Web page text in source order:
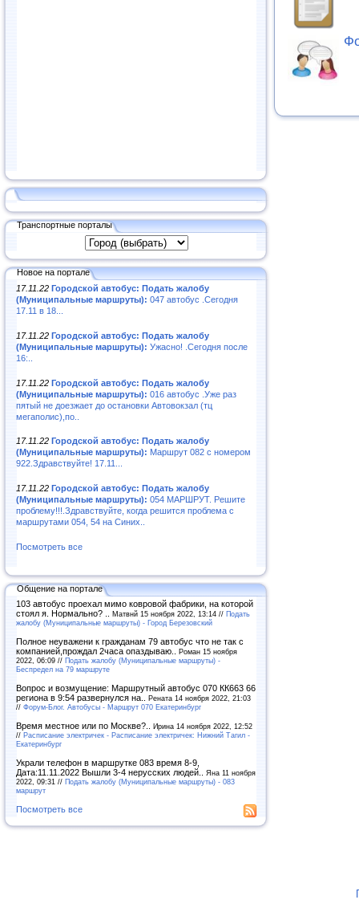
Транспортные порталы
Новое на портале
17.11.22 Городской автобус: Подать жалобу
(Муниципальные маршруты): 047 автобус .Сегодня
17.11 в 18...
17.11.22 Городской автобус: Подать жалобу
(Муниципальные маршруты): Ужасно! .Сегодня после
16:..
17.11.22 Городской автобус: Подать жалобу
(Муниципальные маршруты): 016 автобус .Уже раз
пятый не доезжает до остановки Автовокзал (тц
мегаполис),по..
17.11.22 Городской автобус: Подать жалобу
(Муниципальные маршруты): Маршрут 082 с номером
922.Здравствуйте! 17.11...
17.11.22 Городской автобус: Подать жалобу
(Муниципальные маршруты): 054 МАРШРУТ. Решите
проблему!!!.Здравствуйте, когда решится проблема с
маршрутами 054, 54 на Синих..
Посмотреть все
Общение на портале
103 автобус проехал мимо ковровой фабрики, на которой
стоял я. Нормально? .. Матвнй 15 ноября 2022, 13:14 // Подать
жалобу (Муниципальные маршруты) - Город Березовский
Полное неуважени к гражданам 79 автобус что не так с
компанией,прождал 2часа опаздываю.. Роман 15 ноября
2022, 06:09 // Подать жалобу (Муниципальные маршруты) -
Беспредел на 79 маршруте
Вопрос и возмущение: Маршрутный автобус 070 КК663 66
региона в 9:54 развернулся на.. Рената 14 ноября 2022, 21:03
// Форум-Блог. Автобусы - Маршрут 070 Екатеринбург
Время местное или по Москве?.. Ирина 14 ноября 2022, 12:52
// Расписание электричек - Расписание электричек: Нижний Тагил -
Екатеринбург
Украли телефон в маршрутке 083 время 8-9,
Дата:11.11.2022 Вышли 3-4 нерусских людей.. Яна 11 ноября
2022, 09:31 // Подать жалобу (Муниципальные маршруты) - 083
маршрут
Посмотреть все